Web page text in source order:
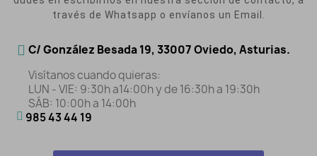
través de Whatsapp o envíanos un Email.
C/ González Besada 19, 33007 Oviedo, Asturias.
Visítanos cuando quieras:
LUN - VIE: 9:30h a14:00h y de 16:30h a 19:30h
SÁB: 10:00h a 14:00h
985 43 44 19